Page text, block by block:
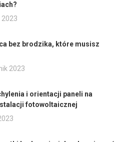
bez brodzika, które musisz
2023
i orientacji paneli na
fotowoltaicznej